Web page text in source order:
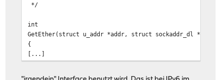
*/
int
GetEther(struct u_addr *addr, struct sockaddr_dl
{
[...]